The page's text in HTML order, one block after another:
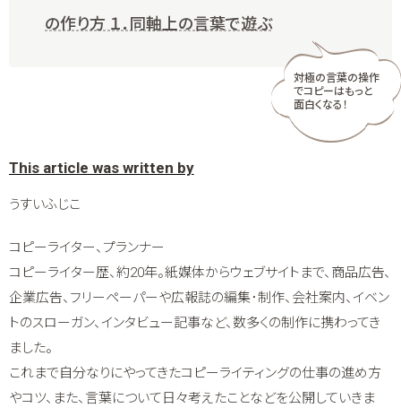
の作り方 １．同軸上の言葉で遊ぶ
対極の言葉の操作
でコピーはもっと
面白くなる！
うすいふじこ
コピーライター、プランナー
コピーライター歴、約20年。紙媒体からウェブサイトまで、商品広告、
企業広告、フリーペーパーや広報誌の編集･制作、会社案内、イベン
トのスローガン、インタビュー記事など、数多くの制作に携わってき
ました。
これまで自分なりにやってきたコピーライティングの仕事の進め方
やコツ、また、言葉について日々考えたことなどを公開していきま